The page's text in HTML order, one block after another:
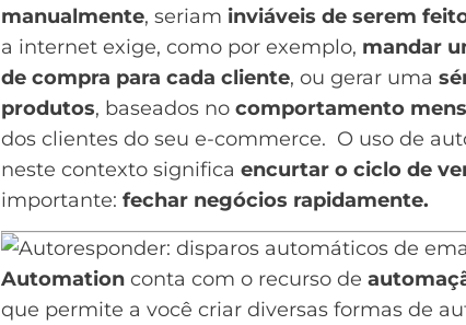
manualmente, seriam inviáveis de serem
a internet exige, como por exemplo, mandar
de compra para cada cliente, ou gerar uma
produtos, baseados no comportamento
dos clientes do seu e-commerce. O uso de
neste contexto significa encurtar o ciclo de
importante: fechar negócios rapidamente.
Automation conta com o recurso de
que permite a você criar diversas formas de